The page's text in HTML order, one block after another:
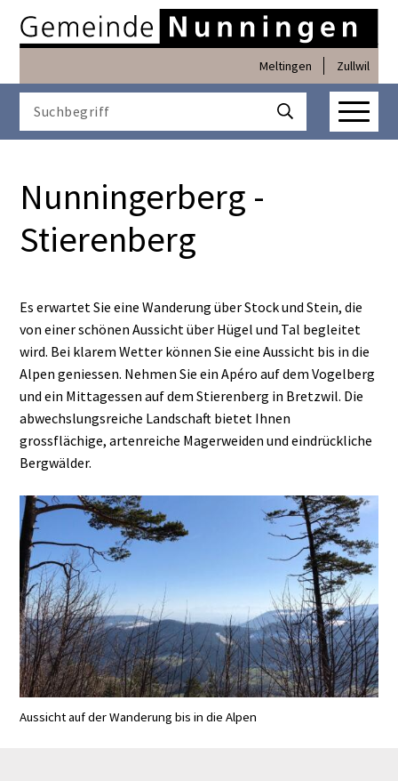
Navigieren in
Schnellnavigation
Meltingen Zullwil
Suche starten
Nunningerberg -
Stierenberg
Es erwartet Sie eine Wanderung über Stock und Stein, die
von einer schönen Aussicht über Hügel und Tal begleitet
wird. Bei klarem Wetter können Sie eine Aussicht bis in die
Alpen geniessen. Nehmen Sie ein Apéro auf dem Vogelberg
und ein Mittagessen auf dem Stierenberg in Bretzwil. Die
abwechslungsreiche Landschaft bietet Ihnen
grossflächige, artenreiche Magerweiden und eindrückliche
Bergwälder.
Aussicht auf der Wanderung bis in die Alpen